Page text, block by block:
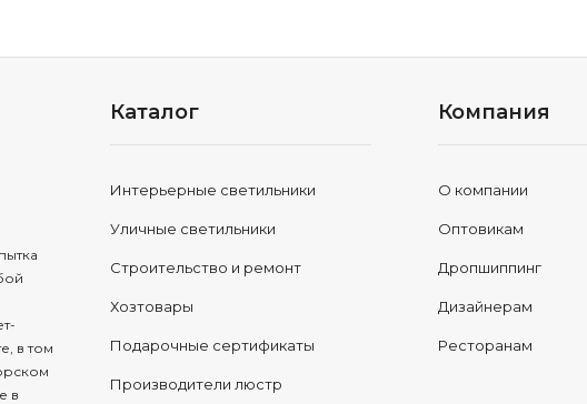
в том
в
Каталог
Интерьерные светильники
Уличные светильники
Строительство и ремонт
Хозтовары
Подарочные сертификаты
Производители люстр
Компания
О компании
Оптовикам
Дропшиппинг
Дизайнерам
Ресторанам